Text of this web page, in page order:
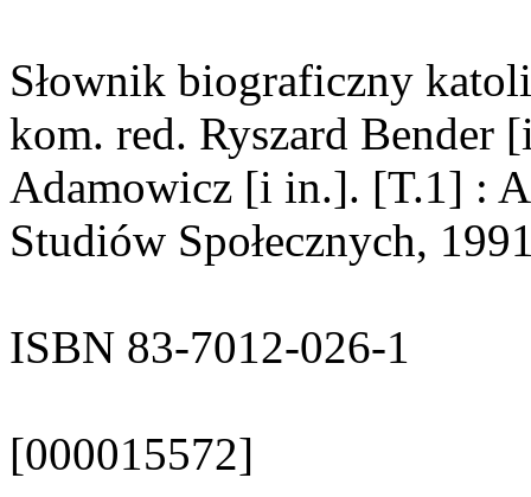
Słownik biograficzny
kom. red. Ryszard Bender
Adamowicz [i in.]. [T.1] :
Studiów Społecznych,
ISBN 83-7012-026-1
[000015572]